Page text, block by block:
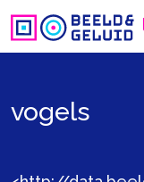
vogels